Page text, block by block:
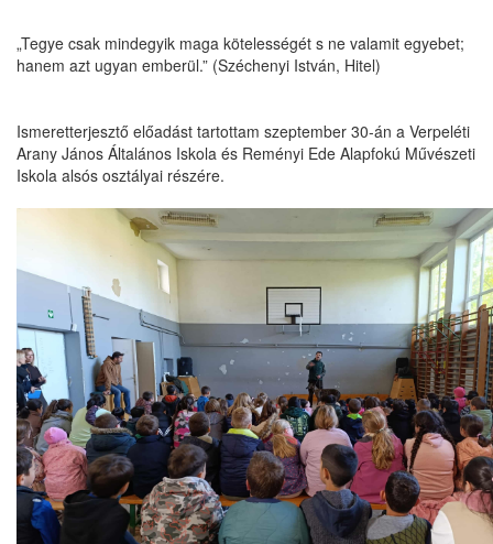
„Tegye csak mindegyik maga kötelességét s ne valamit egyebet;
hanem azt ugyan emberül.” (Széchenyi István, Hitel)
Ismeretterjesztő előadást tartottam szeptember 30-án a Verpeléti
Arany János Általános Iskola és Reményi Ede Alapfokú Művészeti
Iskola alsós osztályai részére.